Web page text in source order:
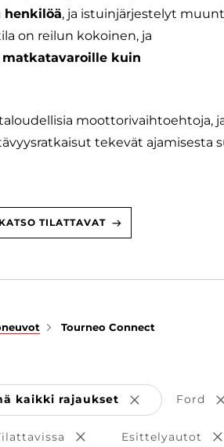
henkilöä, ja istuinjärjestelyt
on reilun kokoinen, ja
kuin
moottorivaihtoehtoja,
tekevät ajamisesta
KATSO TILATTAVAT
Tourneo Connect
kaikki rajaukset Poista valinta
Ford
Poista valinta
Esittelyautot